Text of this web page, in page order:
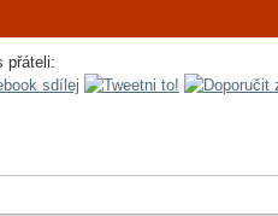
přáteli: